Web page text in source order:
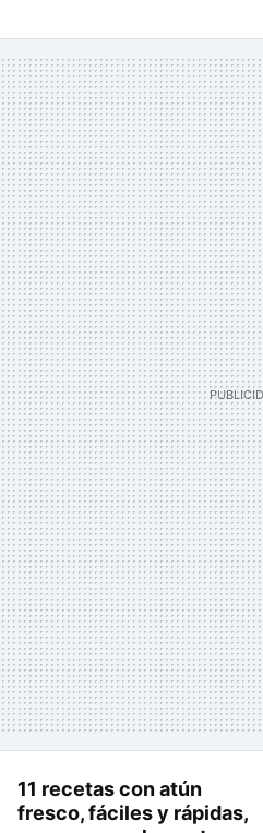
11 recetas con atún
fresco, fáciles y rápidas,